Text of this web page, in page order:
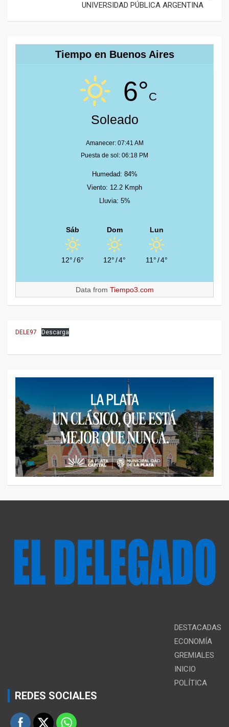
UNIVERSIDAD PÚBLICA ARGENTINA
Tiempo en Buenos Aires
6°C
Soleado
Amanecer: 07:41 AM
Puesta de sol: 06:18 PM
Humedad: 84%
Viento: 12.2 Kmph
Lluvia: 5%
Sáb
12°/6°
Dom
12°/4°
Lun
11°/4°
Data from Tiempo3.com
DELE97 Descarga
DESTACADAS
ECONOMÍA
GREMIALES
INICIO
POLÍTICA
REDES SOCIALES